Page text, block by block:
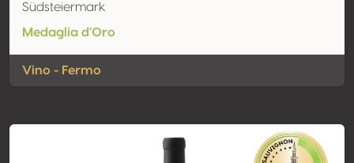
Südsteiermark
Medaglia d'Oro
Vino - Fermo